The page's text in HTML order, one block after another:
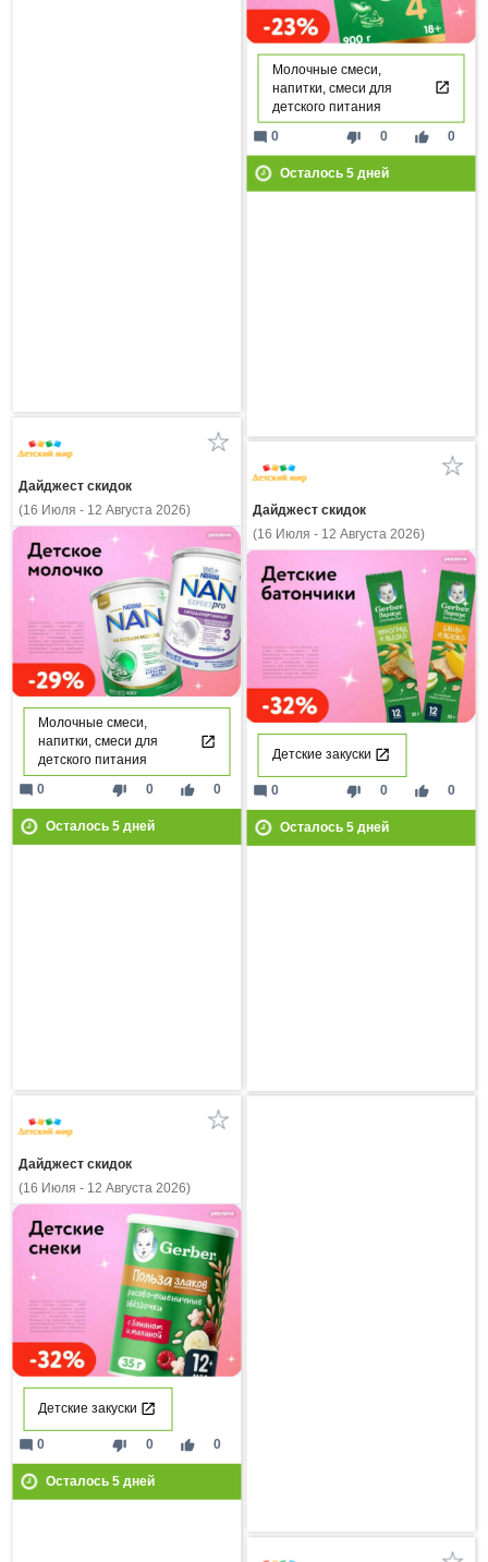
Молочные смеси,
напитки, смеси для
детского питания
thumb_down 0 thumb_up 0
mode_comment 0
Осталось 5дней
Дайджест скидок
(16 Июля - 12 Августа 2026)
Молочные смеси,
напитки, смеси для
детского питания
thumb_down 0 thumb_up 0
mode_comment 0
Осталось 5дней
Дайджест скидок
(16 Июля - 12 Августа 2026)
Детские закуски
thumb_down 0 thumb_up 0
mode_comment 0
Осталось 5дней
Дайджест скидок
(16 Июля - 12 Августа 2026)
Детские закуски
thumb_down 0 thumb_up 0
mode_comment 0
Осталось 5дней